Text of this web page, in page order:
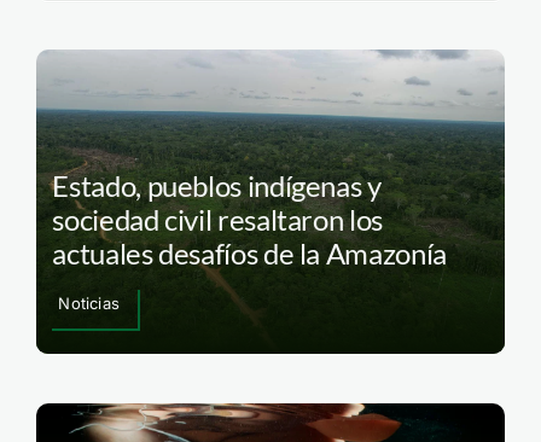
Estado, pueblos indígenas y
sociedad civil resaltaron los
actuales desafíos de la Amazonía
Noticias